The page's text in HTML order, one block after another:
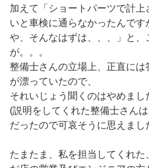
加えて「ショートパーツで計
いと車検に通らなかったんで
や、そんなはずは、、、」と
が。。。
整備士さんの立場上、正直に
が漂っていたので、
それいじょう聞くのはやめまし
(説明をしてくれた整備士さん
だったので可哀そうに思えまし
たまたま、私を担当してくれ